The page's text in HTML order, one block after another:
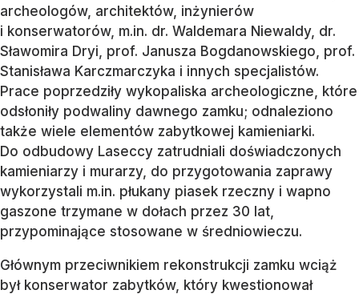
archeologów, architektów, inżynierów
i konserwatorów, m.in. dr. Waldemara Niewaldy, dr.
Sławomira Dryi, prof. Janusza Bogdanowskiego, prof.
Stanisława Karczmarczyka i innych specjalistów.
Prace poprzedziły wykopaliska archeologiczne, które
odsłoniły podwaliny dawnego zamku; odnaleziono
także wiele elementów zabytkowej kamieniarki.
Do odbudowy Laseccy zatrudniali doświadczonych
kamieniarzy i murarzy, do przygotowania zaprawy
wykorzystali m.in. płukany piasek rzeczny i wapno
gaszone trzymane w dołach przez 30 lat,
przypominające stosowane w średniowieczu.
Głównym przeciwnikiem rekonstrukcji zamku wciąż
był konserwator zabytków, który kwestionował